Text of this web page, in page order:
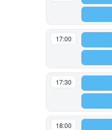
17:00
17:30
18:00